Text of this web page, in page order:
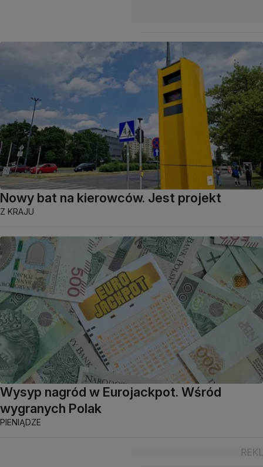
Nowy bat na kierowców. Jest projekt
Z KRAJU
Wysyp nagród w Eurojackpot. Wśród
wygranych Polak
PIENIĄDZE